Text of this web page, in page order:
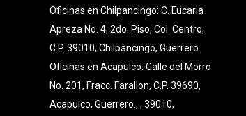
Oficinas en Chilpancingo: C. Eucaria
Apreza No. 4, 2do. Piso, Col. Centro,
C.P. 39010, Chilpancingo, Guerrero.
Oficinas en Acapulco: Calle del Morro
No. 201, Fracc. Farallon, C.P. 39690,
Acapulco, Guerrero., , 39010,